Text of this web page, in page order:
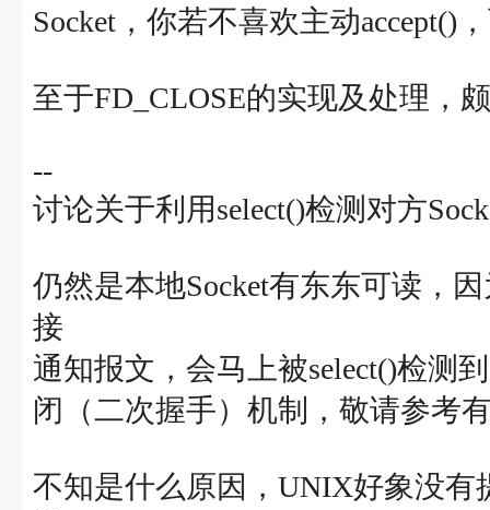
Socket，你若不喜欢主动accept()
至于FD_CLOSE的实现及处理，
--
讨论关于利用select()检测对方
仍然是本地Socket有东东可读，
接
通知报文，会马上被select()检测
闭（二次握手）机制，敬请参考
不知是什么原因，UNIX好象没有